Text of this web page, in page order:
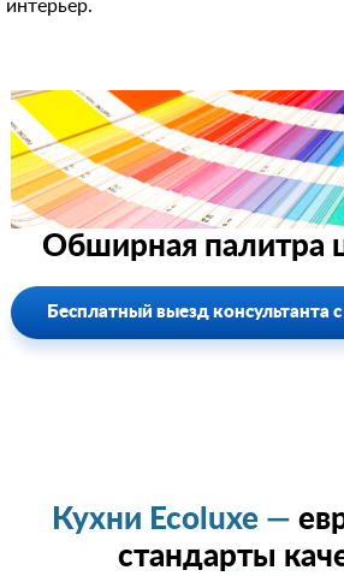
интерьер.
Обширная палитра
Бесплатный выезд консультанта
Кухни Ecoluxe —
стандарты